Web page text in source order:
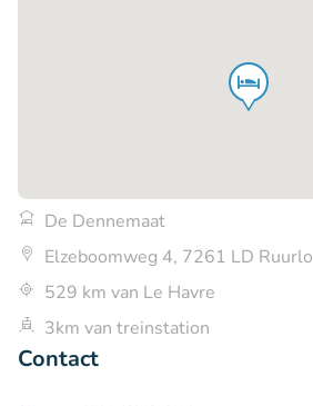
De Dennemaat
Elzeboomweg 4, 7261 LD Ruurlo
529 km van Le Havre
3km van treinstation
Contact